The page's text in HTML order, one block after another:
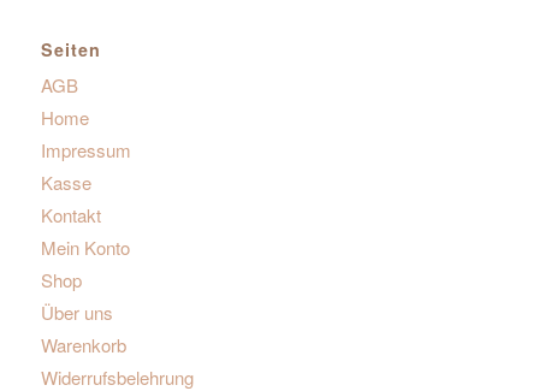
Seiten
AGB
Home
Impressum
Kasse
Kontakt
Mein Konto
Shop
Über uns
Warenkorb
Widerrufsbelehrung